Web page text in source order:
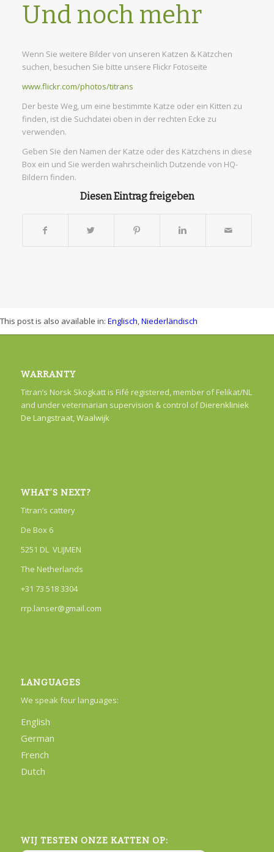
Und noch mehr
Wenn Sie weitere Bilder von unseren Katzen & Kätzchen
suchen, besuchen Sie bitte unsere Flickr Fotoseite
www.flickr.com/photos/titrans
Der beste Weg, um eine bestimmte Katze oder ein Kitten zu
finden, ist die Suchdatei oben in der rechten Ecke zu
verwenden.
Geben Sie den Namen der Katze oder des Kätzchens in diese
Box ein und Sie werden wahrscheinlich Dutzende von HQ-
Bildern finden.
Diesen Eintrag freigeben
This post is also available in: Englisch Niederländisch
WARRANTY
Titran’s Norsk Skogkatt is Fifé registered, member of Felikat/NL
and under veterinarian supervision & control ofDierenkliniek
De Langstraat, Waalwijk
WHAT’S NEXT?
Titran’s cattery
De Box 6
5251 DL VLIJMEN
The Netherlands
+31 73 518 3304
rrp.lanser@gmail.com
LANGUAGES
We speak four languages:
English
German
French
Dutch
WIJ TESTEN ONZE KATTEN OP: